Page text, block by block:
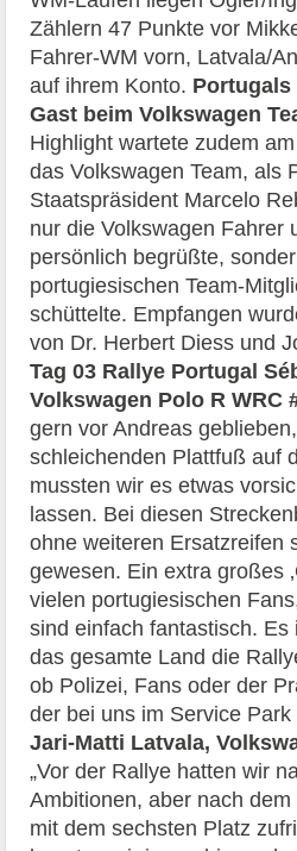
Zählern 47 Punkte vor
Fahrer-WM vorn, Latvala/
auf ihrem Konto. Portugals
Gast beim Volkswagen
Highlight wartete zudem
das Volkswagen Team, als
Staatspräsident Marcelo
nur die Volkswagen Fahrer
persönlich begrüßte,
portugiesischen Team-
schüttelte. Empfangen
von Dr. Herbert Diess und
Tag 03 Rallye Portugal
Volkswagen Polo R WRC
gern vor Andreas
schleichenden Plattfuß auf
mussten wir es etwas
lassen. Bei diesen
ohne weiteren Ersatzreifen
gewesen. Ein extra großes
vielen portugiesischen
sind einfach fantastisch.
das gesamte Land die
ob Polizei, Fans oder der
der bei uns im Service
Jari-Matti Latvala,
„Vor der Rallye hatten wir
Ambitionen, aber nach
mit dem sechsten Platz